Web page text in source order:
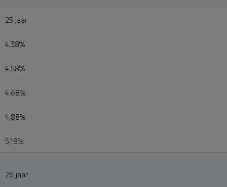
25 jaar
4,38%
4,58%
4,68%
4,88%
5,18%
26 jaar